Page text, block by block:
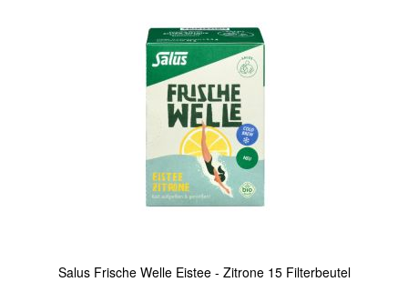
Salus Frische Welle Eistee - Zitrone 15 Filterbeutel